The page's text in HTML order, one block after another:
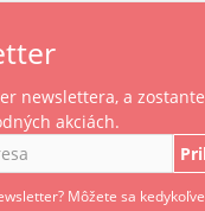
newslettera, a zostante
akciách.
Môžete sa